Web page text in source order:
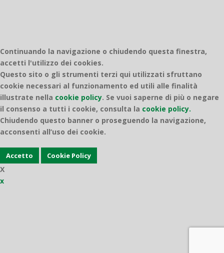
Continuando la navigazione o chiudendo questa finestra,
accetti l'utilizzo dei cookies.
Questo sito o gli strumenti terzi qui utilizzati sfruttano
cookie necessari al funzionamento ed utili alle finalità
illustrate nella cookie policy. Se vuoi saperne di più o negare
il consenso a tutti i cookie, consulta la cookie policy.
Chiudendo questo banner o proseguendo la navigazione,
acconsenti all’uso dei cookie.
Accetto Cookie Policy
X
x